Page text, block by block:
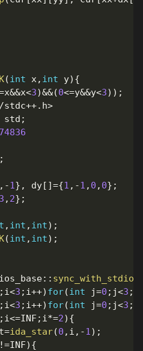
(int x, int y) {
x&&x<3)&&(0<=y&&y<3) ) ;
/stdc++. h>
std ;
;
, -1} , dy[ ]={1 , -1 , 0 , 0} ;
3 , 2} ;
, int , int) ;
(int , int) ;
ios_base:: sync_with_stdio
; i<3 ; i++) for(int j=0 ; j<3 ;
; i<3 ; i++) for(int j=0 ; j<3 ;
; i<=INF; i*=2) {
=ida_star(0 , i , -1) ;
!=INF) {